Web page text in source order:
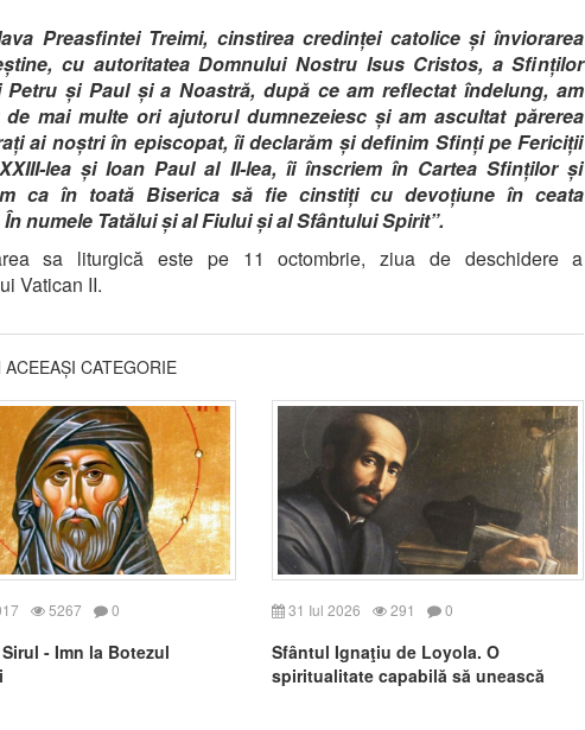
Preasfintei Treimi, cinstirea credinței catolice și înviorarea
cu autoritatea Domnului Nostru Isus Cristos, a Sfinților
Petru și Paul și a Noastră, după ce am reflectat îndelung, am
de mai multe ori ajutorul dumnezeiesc și am ascultat părerea
ai noștri în episcopat, îi declarăm și definim Sfinți pe Fericiții
lea și Ioan Paul al II-lea, îi înscriem în Cartea Sfinților și
ca în toată Biserica să fie cinstiți cu devoțiune în ceata
numele Tatălui și al Fiului și al Sfântului Spirit”.
sa liturgică este pe 11 octombrie, ziua de deschidere a
Vatican II.
CATEGORIE
5267 0
- Imn la Botezul
31 Iul 2026 291 0
Sfântul Ignaţiu de Loyola. O
spiritualitate capabilă să unească